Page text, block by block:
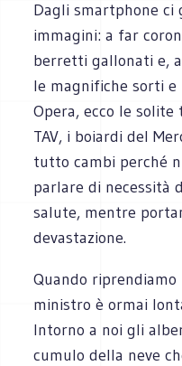
Dagli smartphone ci
immagini: a far
berretti gallonati e,
le magnifiche sorti e
Opera, ecco le
TAV, i boiardi del
tutto cambi perché
parlare di necessità
salute, mentre
devastazione.
Quando
ministro è ormai
Intorno a noi gli
cumulo della neve